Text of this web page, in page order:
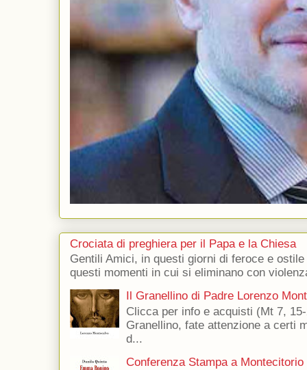
Crociata di preghiera per il Papa e la Chiesa
Gentili Amici, in questi giorni di feroce e
questi momenti in cui si eliminano con
Il Granellino di Padre Lorenzo
Clicca per info e acquisti (Mt 7,
Granellino, fate attenzione a certi
d...
Conferenza Stampa a Montecitorio